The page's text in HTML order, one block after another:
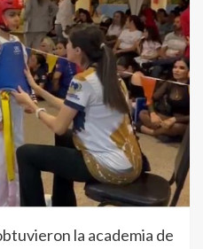
la academia de